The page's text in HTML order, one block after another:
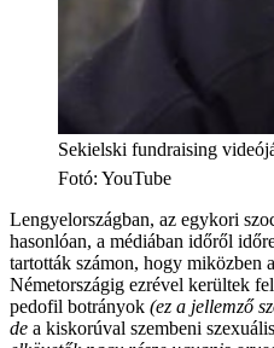
Sekielski fundraising
Fotó: YouTube
Lengyelországban, az egykori
hasonlóan, a médiában időről
tartották számon, hogy miközben
Németországig ezrével kerültek
pedofil botrányok (ez a jellemző
de a kiskorúval szembeni